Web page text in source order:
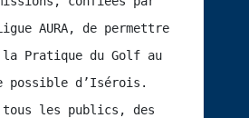
AURA, de permettre
Pratique du Golf au
possible d’Isérois.
tous les publics, des